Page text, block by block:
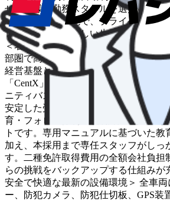
せた多様な勤務スタイルを選択いただ
時間の相談も可能で、プライベートや
しながら、規則正しい生活リズムを維
＜名鉄グループとしての圧倒的な安定
部圏で高い知名度を誇る名鉄グループ
経営基盤とブランドの安心感がありま
「CentX」「GO」の全車導入や、自治
ニティバス・デマンドタクシーの運行
安定した受注体制が整っています。 ＜
育・フォロー体制＞ 採用者の約80％が
トです。専用マニュアルに基づいた教
加え、本採用まで専任スタッフがしっ
す。二種免許取得費用の全額会社負担
らの挑戦をバックアップする仕組みが
安全で快適な最新の設備環境＞ 全車
ー、防犯カメラ、防犯仕切板、GPS装